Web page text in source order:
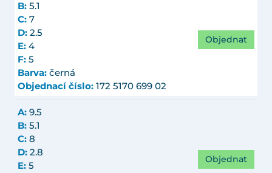
B: 5.1
C: 7
D: 2.5
E: 4
F: 5
Barva: černá
Objednací číslo: 172 5170 699 02
Objednat
A: 9.5
B: 5.1
C: 8
D: 2.8
E: 5
Objednat